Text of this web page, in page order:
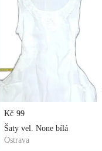
Kč 99
Šaty vel. None bílá
Ostrava